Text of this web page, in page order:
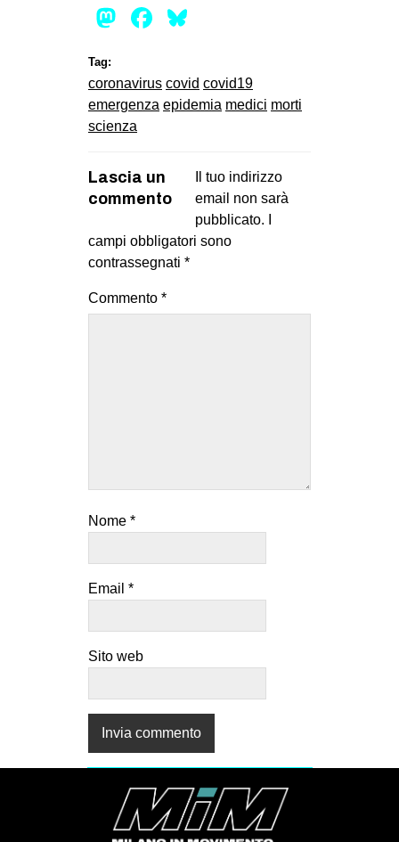
Mastodon
Facebook
Tag:
coronavirus covid covid19
emergenza epidemia medici morti
scienza
Lascia un
commento
Il tuo indirizzo
email non sarà
pubblicato.
campi obbligatori sono
contrassegnati *
Commento *
Nome *
Email *
Sito web